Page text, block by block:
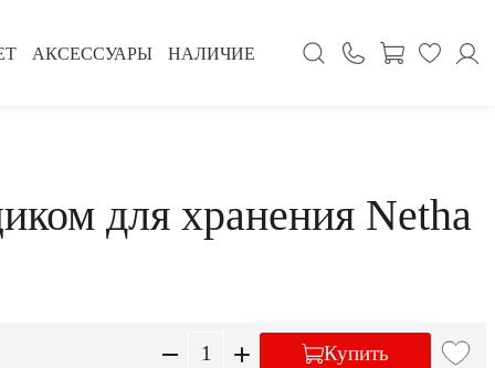
АКСЕССУАРЫ НАЛИЧИЕ
для хранения Netha
Купить